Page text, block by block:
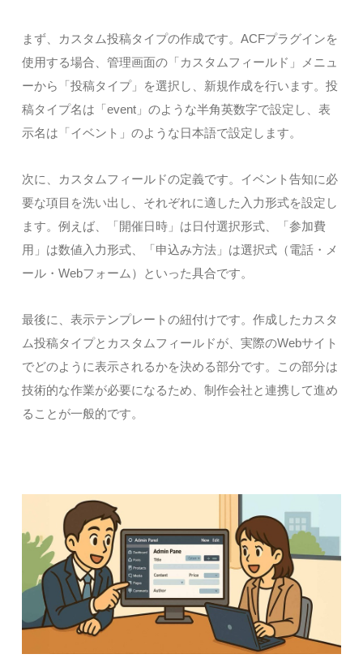
まず、カスタム投稿タイプの作成です。ACFプラグインを
使用する場合、管理画面の「カスタムフィールド」メニュ
ーから「投稿タイプ」を選択し、新規作成を行います。投
稿タイプ名は「event」のような半角英数字で設定し、表
示名は「イベント」のような日本語で設定します。
次に、カスタムフィールドの定義です。イベント告知に必
要な項目を洗い出し、それぞれに適した入力形式を設定し
ます。例えば、「開催日時」は日付選択形式、「参加費
用」は数値入力形式、「申込み方法」は選択式（電話・メ
ール・Webフォーム）といった具合です。
最後に、表示テンプレートの紐付けです。作成したカスタ
ム投稿タイプとカスタムフィールドが、実際のWebサイト
でどのように表示されるかを決める部分です。この部分は
技術的な作業が必要になるため、制作会社と連携して進め
ることが一般的です。